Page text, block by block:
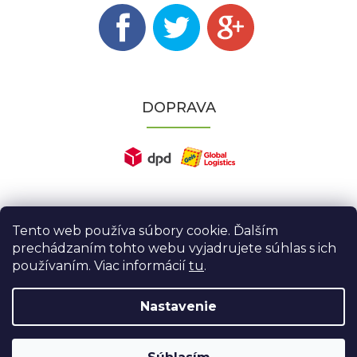
Tento web používa súbory cookie. Ďalším
prechádzaním tohto webu vyjadrujete súhlas s ich
používaním. Viac informácií tu.
Nastavenie
DOPRAVA
Vytvoril Shoptet |Nakódoval eshopGuru